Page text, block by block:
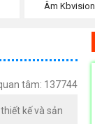
Âm Kbvision
tâm: 137744
kế và sản